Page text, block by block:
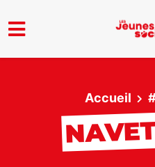
Accueil